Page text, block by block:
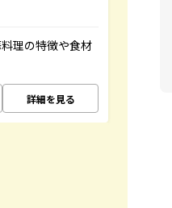
理の特徴や食材
詳細を見る